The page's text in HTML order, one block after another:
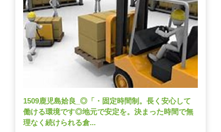
1509鹿児島姶良_◎「・固定時間制。長く安心して
働ける環境です◎地元で安定を。決まった時間で無
理なく続けられる倉...